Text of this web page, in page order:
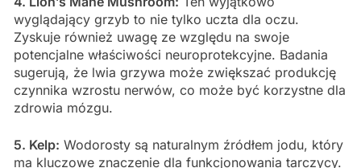
wyglądający grzyb to nie tylko uczta dla oczu.
Zyskuje również uwagę ze względu na swoje
potencjalne właściwości neuroprotekcyjne. Badania
sugerują, że lwia grzywa może zwiększać produkcję
czynnika wzrostu nerwów, co może być korzystne dla
zdrowia mózgu.
5. Kelp: Wodorosty są naturalnym źródłem jodu, który
ma kluczowe znaczenie dla funkcjonowania tarczycy.